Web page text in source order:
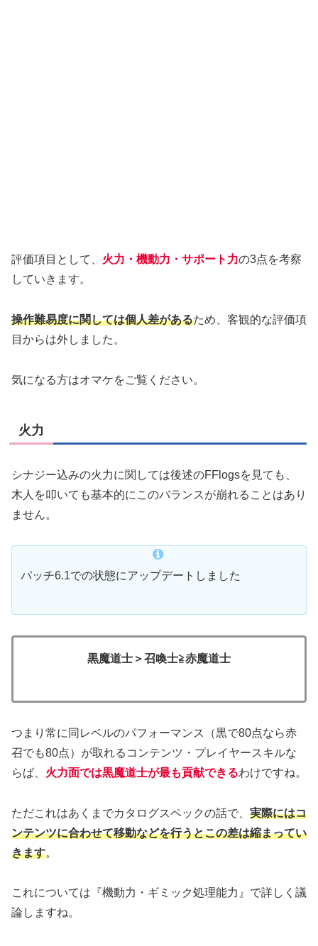
評価項目として、 火力・機動力・サポート力の3点を考察
していきます。
操作難易度に関しては個人差があるため、客観的な評価項
目からは外しました。
気になる方はオマケをご覧ください。
火力
シナジー込みの火力に関しては後述のFFlogsを見ても、
木人を叩いても基本的にこのバランスが崩れることはあり
ません。
パッチ6.1での状態にアップデートしました
黒魔道士＞召喚士≧赤魔道士
つまり常に同レベルのパフォーマンス（黒で80点なら赤
召でも80点）が取れるコンテンツ・プレイヤースキルな
らば、 火力面では黒魔道士が最も貢献できるわけですね。
ただこれはあくまでカタログスペックの話で、 実際にはコ
ンテンツに合わせて移動などを行うとこの差は縮まってい
きます。
これについては『機動力・ギミック処理能力』で詳しく議
論しますね。